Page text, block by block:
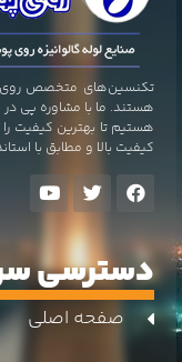
تکنسین‌های متخصص روی
هستند. ما با مشاوره پی
هستیم تا بهترین کیفیت
کیفیت بالا و مطابق با
دسترسی
صفحه اصلی